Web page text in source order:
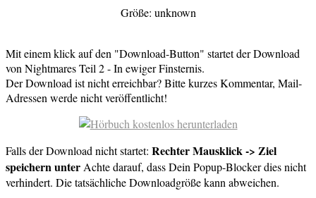
Größe: unknown
Mit einem klick auf den "Download-Button" startet der Download
von Nightmares Teil 2 - In ewiger Finsternis.
Der Download ist nicht erreichbar? Bitte kurzes Kommentar, Mail-
Adressen werde nicht veröffentlicht!
Falls der Download nicht startet: Rechter Mausklick -> Ziel
speichern unter Achte darauf, dass Dein Popup-Blocker dies nicht
verhindert. Die tatsächliche Downloadgröße kann abweichen.